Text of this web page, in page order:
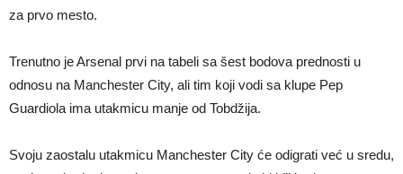
za prvo mesto.
Trenutno je Arsenal prvi na tabeli sa šest bodova prednosti u
odnosu na Manchester City, ali tim koji vodi sa klupe Pep
Guardiola ima utakmicu manje od Tobdžija.
Svoju zaostalu utakmicu Manchester City će odigrati već u sredu,